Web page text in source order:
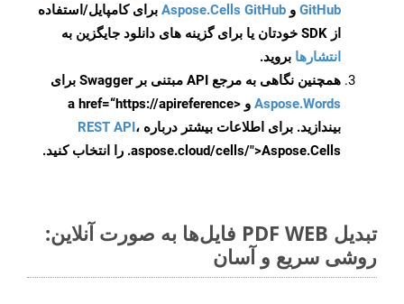
GitHub و Aspose.Cells GitHub برای کامپایل/استفاده
از SDK خودتان یا برای گزینه های دانلود جایگزین به
انتشارها بروید.
همچنین نگاهی به مرجع API مبتنی بر Swagger برای
Aspose.Words
و <a href=“https://apireference
بیندازید. برای اطلاعات بیشتر درباره REST API،
.aspose.cloud/cells/">Aspose.Cells را انتخاب کنید.
تبدیل PDF WEB فایل‌ها به صورت آنلاین:
روشی سریع و آسان